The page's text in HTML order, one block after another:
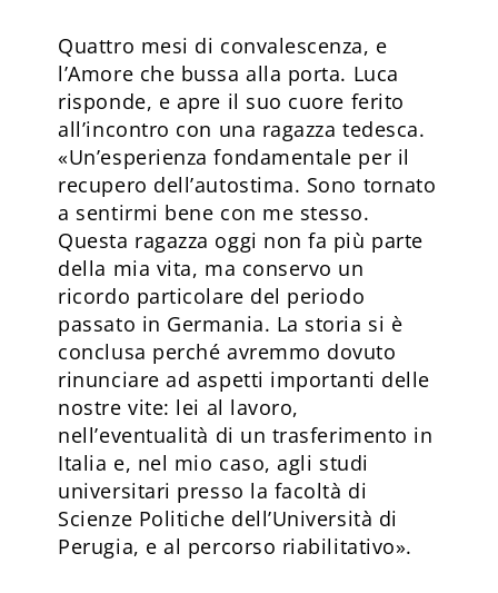
Quattro mesi di convalescenza, e
l’Amore che bussa alla porta. Luca
risponde, e apre il suo cuore ferito
all’incontro con una ragazza tedesca.
«Un’esperienza fondamentale per il
recupero dell’autostima. Sono tornato
a sentirmi bene con me stesso.
Questa ragazza oggi non fa più parte
della mia vita, ma conservo un
ricordo particolare del periodo
passato in Germania. La storia si è
conclusa perché avremmo dovuto
rinunciare ad aspetti importanti delle
nostre vite: lei al lavoro,
nell’eventualità di un trasferimento in
Italia e, nel mio caso, agli studi
universitari presso la facoltà di
Scienze Politiche dell’Università di
Perugia, e al percorso riabilitativo».